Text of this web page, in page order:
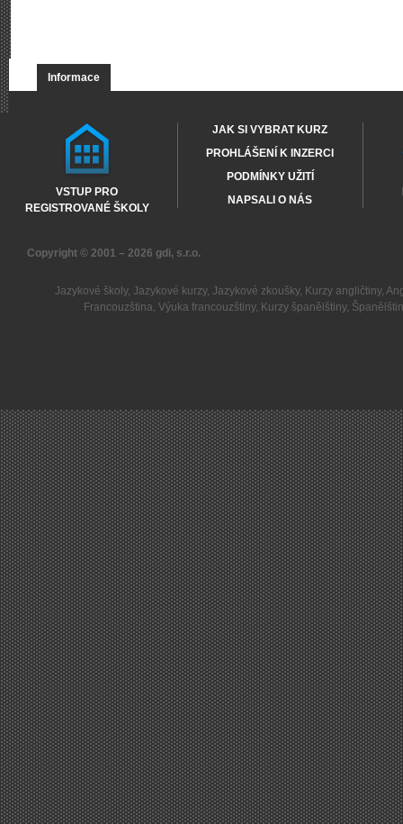
Informace
VSTUP PRO
REGISTROVANÉ ŠKOLY
JAK SI VYBRAT KURZ
PROHLÁŠENÍ K INZERCI
PODMÍNKY UŽITÍ
NAPSALI O NÁS
Copyright © 2001 – 2026 gdi, s.r.o.
Jazykové školy, Jazykové kurzy, Jazykové zkoušky, Kurzy angličtiny,
Francouzština,Výuka francouzštiny, Kurzy španělštiny,